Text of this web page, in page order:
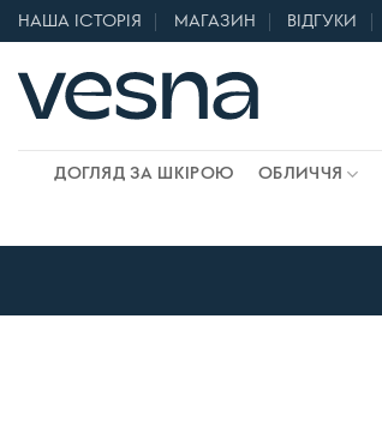
Skip
content
НАША ІСТОРІЯ МАГАЗИН ВІДГУКИ
ДОГЛЯД ЗА ШКІРОЮ ОБЛИЧЧЯ